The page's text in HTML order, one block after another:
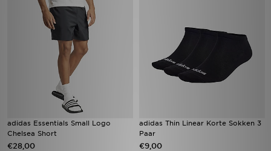
adidas Essentials Small Logo
Chelsea Short
€28,00
adidas Thin Linear Korte Sokken 3
Paar
€9,00